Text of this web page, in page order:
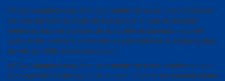
 Que comptez-vous faire pour mettre fin à ces provocations et
insultes qui font l’apologie de l’esclavage et cela au moment
même où des nostalgiques de la société de plantation veulent
célébrer les premiers colons blancs génocidaires et esclavagistes
arrivés en 1635, en Guadeloupe ?
 Que comptez-vous faire pour mettre fin à ces insultes qui font
l’apologie de l’esclavage et de la traite négrière au moment même